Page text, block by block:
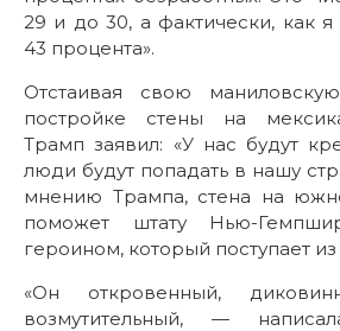
29 и до 30, а фактически, как
43 процента».
Отстаивая свою
постройке стены на
Трамп заявил: «У нас будут
люди будут попадать в нашу
мнению Трампа, стена на
поможет штату Нью-
героином, который поступает
«Он откровенный,
возмутительный, —